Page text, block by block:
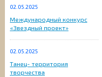
02.05.2025
Международный конкурс
«Звездный проект»
02.05.2025
Танец- территория
творчества